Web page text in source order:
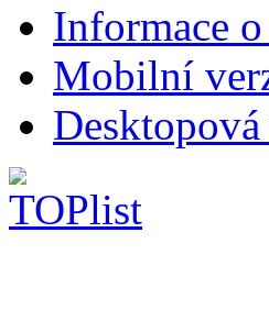
Informace
Mobilní
Desktopová